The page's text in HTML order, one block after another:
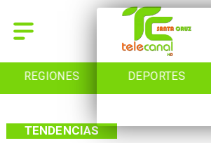
REGIONES DEPORTES
TENDENCIAS